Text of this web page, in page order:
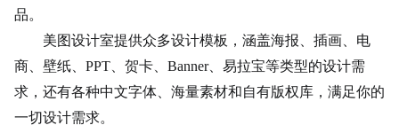
品。
美图设计室提供众多设计模板，涵盖海报、插画、电
商、壁纸、PPT、贺卡、Banner、易拉宝等类型的设计需
求，还有各种中文字体、海量素材和自有版权库，满足你的
一切设计需求。